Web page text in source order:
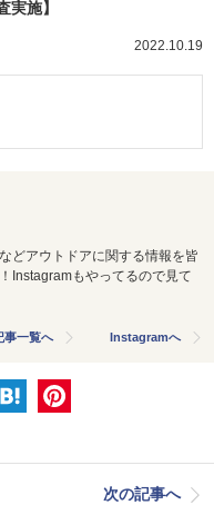
実施】
2022.10.19
どアウトドアに関する情報を皆
Instagramもやってるので見て
事一覧へ Instagramへ
次の記事へ